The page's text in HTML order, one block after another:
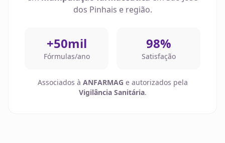
dos Pinhais e região.
+50mil
Fórmulas/ano
98%
Satisfação
Associados à ANFARMAG e autorizados pela
Vigilância Sanitária.